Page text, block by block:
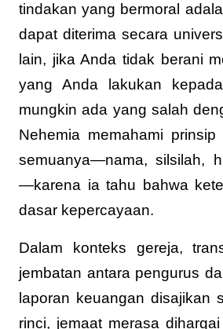
tindakan yang bermoral
dapat diterima secara
lain, jika Anda tidak berani
yang Anda lakukan
mungkin ada yang salah
Nehemia memahami
semuanya—nama, silsilah,
—karena ia tahu bahwa
dasar kepercayaan.
Dalam konteks gereja,
jembatan antara pengurus
laporan keuangan disajikan
rinci, jemaat merasa